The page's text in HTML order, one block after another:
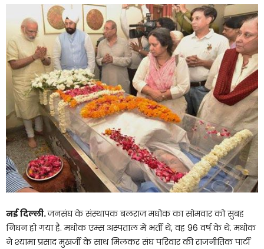
नई दिल्ली.जनसंघ के संस्थापक बलराज मधोक का सोमवार को सुबह
निधन हो गया है. मधोक एम्स अस्पताल में भर्ती थे, वह 96 वर्ष के थे. मधोक
ने श्यामा प्रसाद मुखर्जी के साथ मिलकर संघ परिवार की राजनीतिक पार्टी